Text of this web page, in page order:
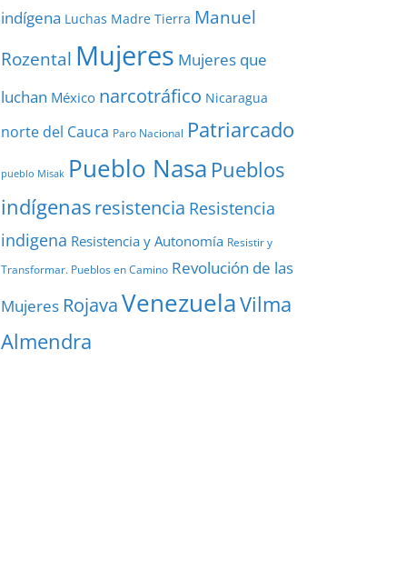
indígena Luchas Madre Tierra Manuel
Rozental Mujeres Mujeres que
luchan México narcotráfico Nicaragua
norte del Cauca Paro Nacional Patriarcado
pueblo Misak Pueblo Nasa Pueblos
indígenasresistencia Resistencia
indigena Resistencia y Autonomía Resistir y
Transformar. Pueblos en Camino Revolución de las
Mujeres RojavaVenezuelaVilma
Almendra